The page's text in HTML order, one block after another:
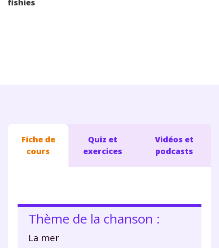
fishies
Fiche de
cours
Quiz et
exercices
Vidéos et
podcasts
Thème de la chanson :
La mer